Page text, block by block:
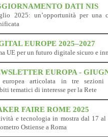
DATI NIS
2025: un’opportunità per una
EUROPE 2025–2027
UE per un futuro digitale sicuro e
EUROPA -
europea articolata in tre sezioni
tematici di interesse per la Rete
FAIRE ROME 2025
e tecnologia in mostra dal 17
Ostiense a Roma